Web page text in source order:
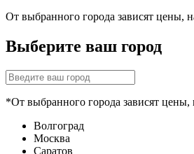
От выбранного города зависят цены,
Выберите ваш город
*От выбранного города зависят цены,
Волгоград
Москва
Саратов